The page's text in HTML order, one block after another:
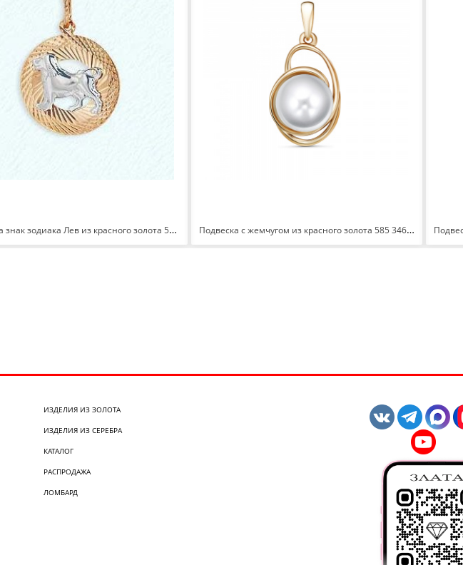
Подвеска знак зодиака Лев из красного золота 585 с родированием Т130631878 Подвеска с жемчугом из красного золота 585 3467506 1 1 10
ИЗДЕЛИЯ ИЗ ЗОЛОТА
ИЗДЕЛИЯ ИЗ СЕРЕБРА
КАТАЛОГ
РАСПРОДАЖА
ЛОМБАРД